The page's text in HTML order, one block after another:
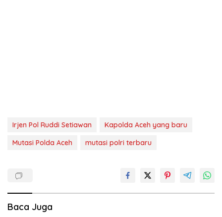
Irjen Pol Ruddi Setiawan
Kapolda Aceh yang baru
Mutasi Polda Aceh
mutasi polri terbaru
Baca Juga